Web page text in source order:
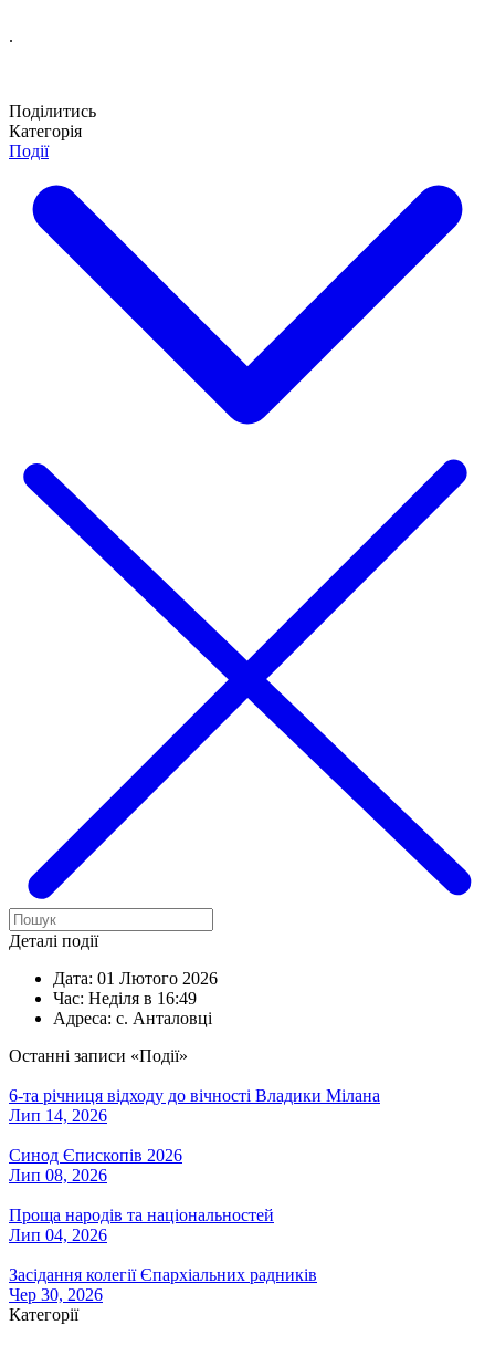
.
Поділитись
Категорія
Події
Деталі події
Дата: 01 Лютого 2026
Час: Неділя в 16:49
Адреса: с. Анталовці
Останні записи «Події»
6-та річниця відходу до вічності Владики Мілана
Лип 14, 2026
Синод Єпископів 2026
Лип 08, 2026
Проща народів та національностей
Лип 04, 2026
Засідання колегії Єпархіальних радників
Чер 30, 2026
Категорії